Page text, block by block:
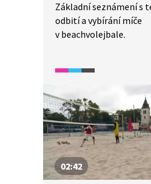
Základní seznámení s
odbití a vybírání míče
v beachvolejbale.
02:42